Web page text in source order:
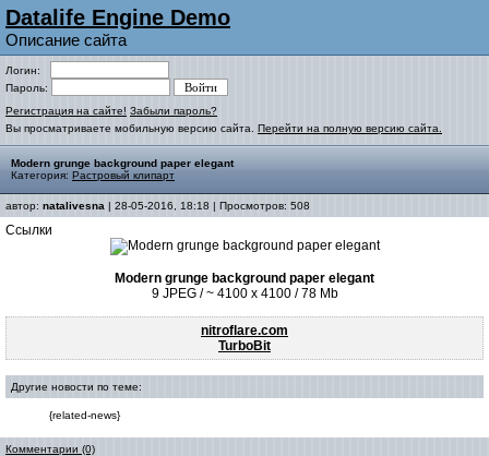
Datalife Engine Demo
Описание сайта
Логин:
Пароль:
Регистрация на сайте! Забыли пароль?
Вы просматриваете мобильную версию сайта. Перейти на полную версию сайта.
Modern grunge background paper elegant
Категория: Растровый клипарт
автор: natalivesna | 28-05-2016, 18:18 | Просмотров: 508
Ссылки
Modern grunge background paper elegant
9 JPEG / ~ 4100 x 4100 / 78 Mb
nitroflare.com
TurboBit
Другие новости по теме:
{related-news}
Комментарии (0)